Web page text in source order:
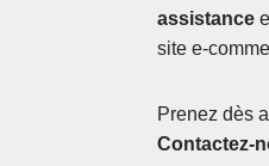
assistance
site e-
Prenez dès
Contactez-